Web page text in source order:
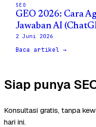
SEO
GEO 2026: Cara
Jawaban AI
2 Juni 2026
Baca artikel →
Siap punya
Konsultasi gratis, tanpa
hari ini.